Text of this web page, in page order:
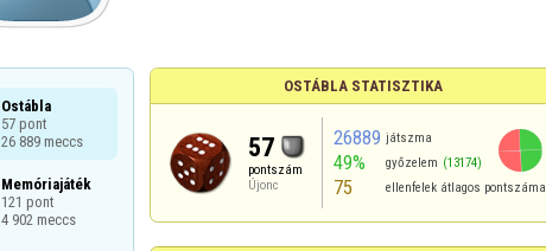
Ostábla
57 pont
26 889 meccs
Memóriajáték
121 pont
4 902 meccs
OSTÁBLA STATISZTIKA
57
pontszám
Újonc
26889 játszma
49% győzelem (13174)
75 ellenfelek átlagos pontszáma